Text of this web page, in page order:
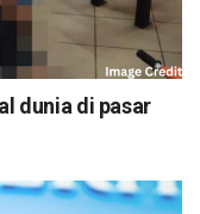
dunia di pasar